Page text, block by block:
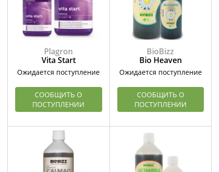
Plagron
Vita Start
Ожидается поступление
СООБЩИТЬ О
ПОСТУПЛЕНИИ
BioBizz
Bio Heaven
Ожидается поступление
СООБЩИТЬ О
ПОСТУПЛЕНИИ